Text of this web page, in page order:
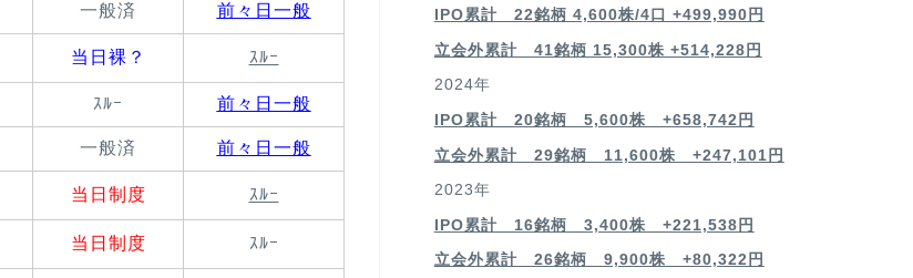
一般済 前々日一般
当日裸？ ｽﾙｰ
ｽﾙｰ 前々日一般
一般済 前々日一般
当日制度 ｽﾙｰ
当日制度 ｽﾙｰ
IPO累計 22銘柄 4,600株/4口 +499,990円
立会外累計 41銘柄 15,300株 +514,228円
2024年
IPO累計 20銘柄 5,600株 +658,742円
立会外累計 29銘柄 11,600株 +247,101円
2023年
IPO累計 16銘柄 3,400株 +221,538円
立会外累計 26銘柄 9,900株 +80,322円